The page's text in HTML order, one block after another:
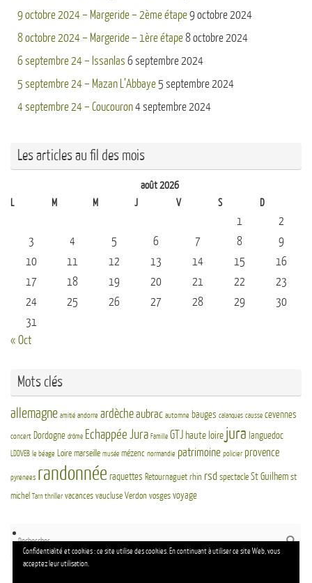
9 octobre 2024 – Margeride – 2ème étape9 octobre 2024
8 octobre 2024 – Margeride – 1ère étape8 octobre 2024
6 septembre 24 – Issanlas 6 septembre 2024
5 septembre 24 – Mazan L’Abbaye 5 septembre 2024
4 septembre 24 – Coucouron4 septembre 2024
Les articles au fil des mois
août 2026
L
M M J V S D
1
2
3
4 5 6 7 8
9
10
11 12 13 14 15
16
17
18 19 20 21 22
23
24
25 26 27 28 29
30
31
« Oct
Mots clés
allemagne amitié andorre ardècheaubrac automne bauges calanques causse cevennes
concert Dordogne drôme Echappée Jura Famille GTJ haute loire jura languedoc
LDDVEB le béage Loire marseille musée mézenc normandie patrimoine policier provence
pyrenees randonnée raquettes Retournaguet rhin rsd spectacle St Guilhem st
michel Tarn thriller vacances vaucluse Verdon vosges voyage
Confidentialité et cookies : ce site utilise des cookies. En continuant à utiliser ce site Web, vous
acceptez leur utilisation.